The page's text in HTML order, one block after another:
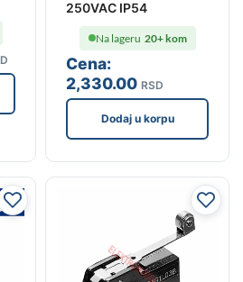
250VAC IP54
Cena:
2,330.00 RSD
Na lageru 20+ kom
Dodaj u korpu